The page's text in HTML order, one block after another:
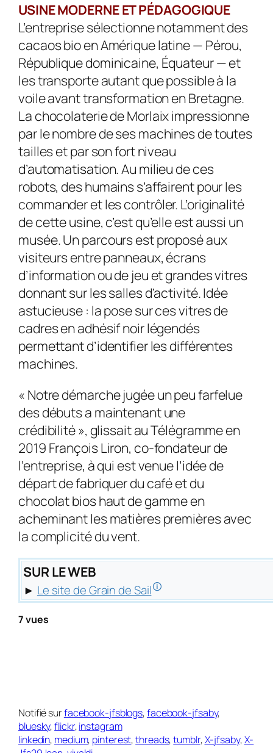
USINE MODERNE ET PÉDAGOGIQUE
L’entreprise sélectionne notamment des
cacaos bio en Amérique latine — Pérou,
République dominicaine, Équateur — et
les transporte autant que possible à la
voile avant transformation en Bretagne.
La chocolaterie de Morlaix impressionne
par le nombre de ses machines de toutes
tailles et par son fort niveau
d’automatisa­tion. Au milieu de ces
robots, des humains s’affairent pour les
commander et les contrôler. L’originalité
de cette usine, c’est qu’elle est aussi un
musée. Un parcours est proposé aux
visiteurs entre panneaux, écrans
d’information ou de jeu et grandes vitres
donnant sur les salles d’activité. Idée
astucieuse : la pose sur ces vitres de
cadres en adhésif noir légendés
permettant d’identifier les différentes
machines.
« Notre démarche jugée un peu farfelue
des débuts a maintenant une
crédibilité », glissait au Télégramme en
2019 François Liron, co-fondateur de
l’entreprise, à qui est venue l’idée de
départ de fabri­quer du café et du
chocolat bios haut de gamme en
acheminant les matières premières avec
la complicité du vent.
SUR LE WEB
► Le site de Grain de Sail🛈
7 vues
Notifié surfacebook-jfsblogs,facebook-jfsaby,
bluesky,flickr,instagram
linkedin, medium, pinterest,threads,tumblr,X-jfsaby,X-